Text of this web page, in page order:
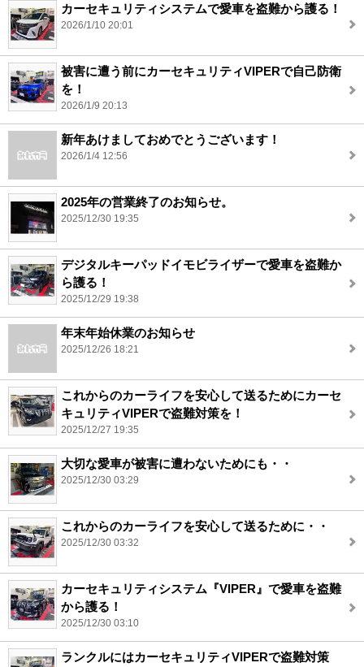
カーセキュリティシステムで愛車を盗難から護る！
2026/1/10 20:01
被害に遭う前にカーセキュリティVIPERで自己防衛
を！
2026/1/9 20:13
新年あけましておめでとうございます！
2026/1/4 12:56
2025年の営業終了のお知らせ。
2025/12/30 19:35
デジタルキーパッドイモビライザーで愛車を盗難か
ら護る！
2025/12/29 19:38
年末年始休業のお知らせ
2025/12/26 18:21
これからのカーライフを安心して送るためにカーセ
キュリティVIPERで盗難対策を！
2025/12/27 19:35
大切な愛車が被害に遭わないためにも・・
2025/12/30 03:29
これからのカーライフを安心して送るために・・
2025/12/30 03:32
カーセキュリティシステム『VIPER』で愛車を盗難
から護る！
2025/12/30 03:10
ランクルにはカーセキュリティVIPERで盗難対策